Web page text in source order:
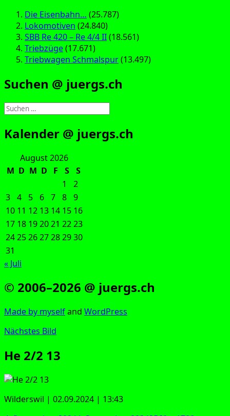
Die Eisenbahn… (25.787)
Lokomotiven (24.840)
SBB Re 420 – Re 4/4 II(18.561)
Triebzüge(17.671)
Triebwagen Schmalspur(13.497)
Suchen @ juergs.ch
Suchen
nach:
Kalender @ juergs.ch
August 2026
M D M D F S
S
1
2
3 4 5 6 7 8 9
10 11 12 13 14 15 16
17 18 192021 2223
24252627282930
31
« Juli
© 2006–2026 @ juergs.ch
Made by mys­elfand Word­Press
Nächstes Bild
He 2/2 13
Wil­ders­wil | 02.09.2024 | 13:43